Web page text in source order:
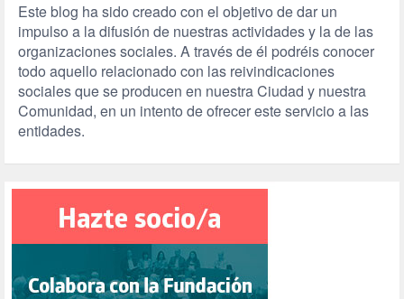
Este blog ha sido creado con el objetivo de dar un
impulso a la difusión de nuestras actividades y la de las
organizaciones sociales. A través de él podréis conocer
todo aquello relacionado con las reivindicaciones
sociales que se producen en nuestra Ciudad y nuestra
Comunidad, en un intento de ofrecer este servicio a las
entidades.